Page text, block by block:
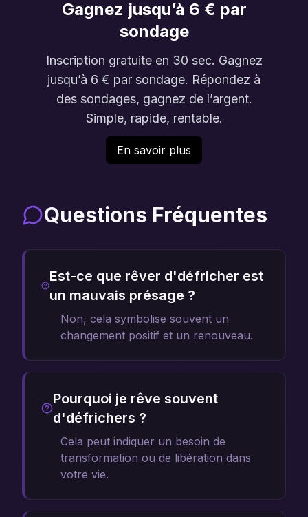
Gagnez jusqu’à 6 € par
sondage
Inscription gratuite en 30 sec. Gagnez
jusqu’à 6 € par sondage. Répondez à
des sondages, gagnez de l’argent.
Simple, rapide, rentable.
En savoir plus
Questions Fréquentes
Est-ce que rêver d'défricher est
un mauvais présage ?
Non, cela symbolise souvent un
changement positif et un renouveau.
Pourquoi je rêve souvent
d'défrichers ?
Cela peut indiquer un besoin de
transformation ou de libération dans
votre vie.